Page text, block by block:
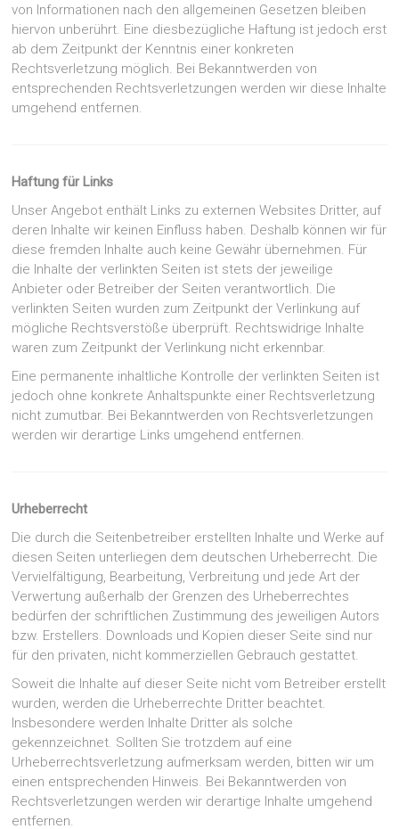
von Informationen nach den allgemeinen Gesetzen bleiben
hiervon unberührt. Eine diesbezügliche Haftung ist jedoch erst
ab dem Zeitpunkt der Kenntnis einer konkreten
Rechtsverletzung möglich. Bei Bekanntwerden von
entsprechenden Rechtsverletzungen werden wir diese Inhalte
umgehend entfernen.
Haftung für Links
Unser Angebot enthält Links zu externen Websites Dritter, auf
deren Inhalte wir keinen Einfluss haben. Deshalb können wir für
diese fremden Inhalte auch keine Gewähr übernehmen. Für
die Inhalte der verlinkten Seiten ist stets der jeweilige
Anbieter oder Betreiber der Seiten verantwortlich. Die
verlinkten Seiten wurden zum Zeitpunkt der Verlinkung auf
mögliche Rechtsverstöße überprüft. Rechtswidrige Inhalte
waren zum Zeitpunkt der Verlinkung nicht erkennbar.
Eine permanente inhaltliche Kontrolle der verlinkten Seiten ist
jedoch ohne konkrete Anhaltspunkte einer Rechtsverletzung
nicht zumutbar. Bei Bekanntwerden von Rechtsverletzungen
werden wir derartige Links umgehend entfernen.
Urheberrecht
Die durch die Seitenbetreiber erstellten Inhalte und Werke auf
diesen Seiten unterliegen dem deutschen Urheberrecht. Die
Vervielfältigung, Bearbeitung, Verbreitung und jede Art der
Verwertung außerhalb der Grenzen des Urheberrechtes
bedürfen der schriftlichen Zustimmung des jeweiligen Autors
bzw. Erstellers. Downloads und Kopien dieser Seite sind nur
für den privaten, nicht kommerziellen Gebrauch gestattet.
Soweit die Inhalte auf dieser Seite nicht vom Betreiber erstellt
wurden, werden die Urheberrechte Dritter beachtet.
Insbesondere werden Inhalte Dritter als solche
gekennzeichnet. Sollten Sie trotzdem auf eine
Urheberrechtsverletzung aufmerksam werden, bitten wir um
einen entsprechenden Hinweis. Bei Bekanntwerden von
Rechtsverletzungen werden wir derartige Inhalte umgehend
entfernen.